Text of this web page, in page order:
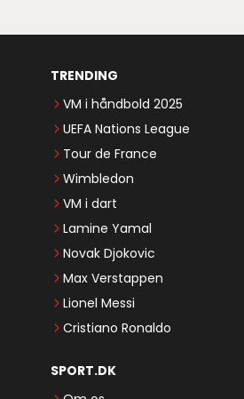
TRENDING
VM i håndbold 2025
UEFA Nations League
Tour de France
Wimbledon
VM i dart
Lamine Yamal
Novak Djokovic
Max Verstappen
Lionel Messi
Cristiano Ronaldo
SPORT.DK